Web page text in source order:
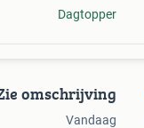
Dagtopper
omschrijving
Vandaag